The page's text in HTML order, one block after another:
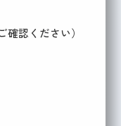
認ください）